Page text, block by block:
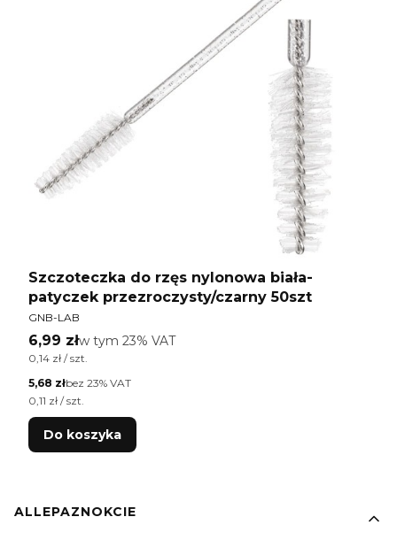
Szczoteczka do rzęs nylonowa biała-
patyczek przezroczysty/czarny 50szt
PRODUCENT
GNB-LAB
Cena brutto
6,99 złw tym %s VAT
w tym 23% VAT
Cena jednostkowa brutto
0,14 zł / szt.
Cena netto
5,68 złbez 23% VAT
Cena jednostkowa netto
0,11 zł / szt.
Do koszyka
Linki w stopce
ALLEPAZNOKCIE